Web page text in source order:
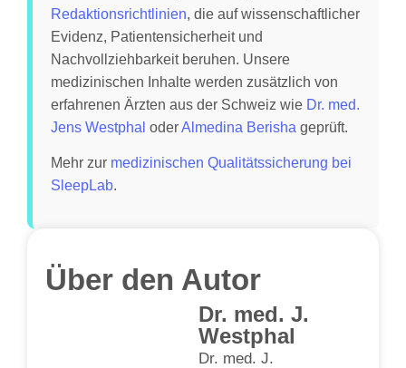
Redaktionsrichtlinien, die auf wissenschaftlicher
Evidenz, Patientensicherheit und
Nachvollziehbarkeit beruhen. Unsere
medizinischen Inhalte werden zusätzlich von
erfahrenen Ärzten aus der Schweiz wie Dr. med.
Jens Westphal oderAlmedina Berisha geprüft.
Mehr zur medizinischen Qualitätssicherung bei
SleepLab.
Über den Autor
Dr. med. J.
Westphal
Dr. med. J.